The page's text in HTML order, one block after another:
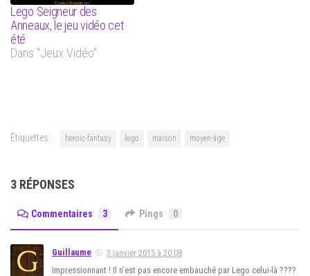
Lego Seigneur des
Anneaux, le jeu vidéo cet
été
Dans "Jeux Vidéo"
Étiquettes : heroic-fantasy lego maison moyen-âge
3 RÉPONSES
Commentaires 3 Pings 0
Guillaume
3 janvier 2015 à 20:08
Impressionnant ! Il n’est pas encore embauché par Lego celui-là ????